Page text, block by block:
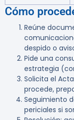
Cómo
Reúne
despido o
Pide una
estrategia
Solicita el
procede,
Seguimiento
periciales si